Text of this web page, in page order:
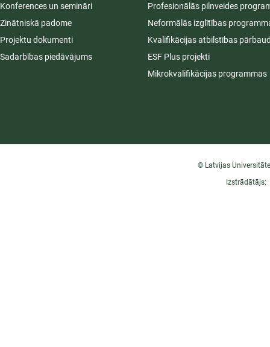
Konferences un semināri
Zinātniskā padome
Projektu dokumenti
Sadarbības piedāvājums
Profesionālās pilnveides
Neformālās izglītības
Kvalifikācijas atbilstības
ESF Plus projekti
Mikrokvalifikācijas programmas
© Latvijas
Izstrādātājs: